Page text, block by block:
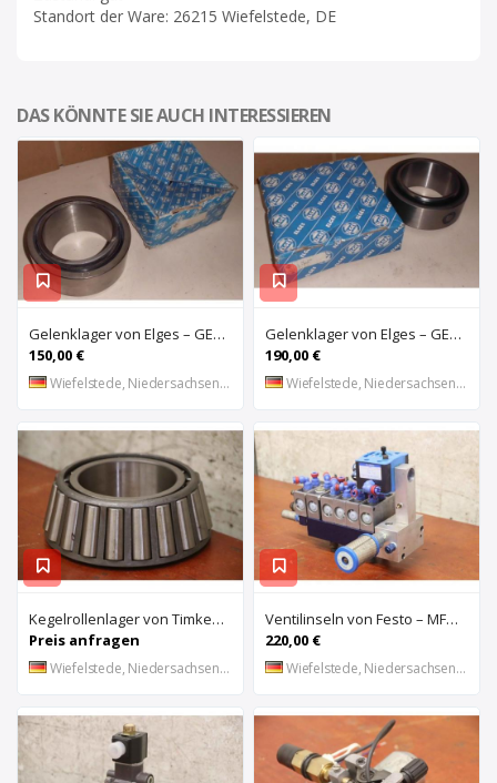
Standort der Ware: 26215 Wiefelstede, DE
DAS KÖNNTE SIE AUCH INTERESSIEREN
Gelenklager von Elges – GE120UK-2RS
150,00 €
Wiefelstede, Niedersachsen, DE
Gelenklager von Elges – GE140UK-2RS
190,00 €
Wiefelstede, Niedersachsen, DE
Kegelrollenlager von Timken – HH421246 C
Preis anfragen
Wiefelstede, Niedersachsen, DE
Ventilinseln von Festo – MFHE-3-1/4 MFH-5-1/4
220,00 €
Wiefelstede, Niedersachsen, DE